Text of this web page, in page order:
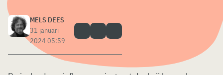
MELS DEES
31 januari
2024 05:59